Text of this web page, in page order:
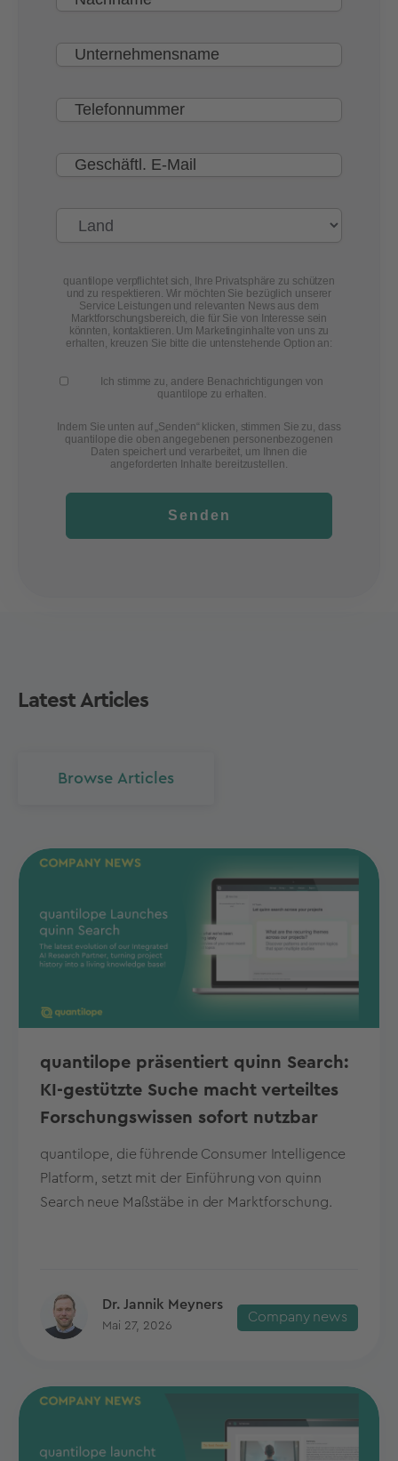
quantilope verpflichtet sich, Ihre Privatsphäre zu schützen
und zu respektieren. Wir möchten Sie bezüglich unserer
Service Leistungen und relevanten News aus dem
Marktforschungsbereich, die für Sie von Interesse sein
könnten, kontaktieren. Um Marketinginhalte von uns zu
erhalten, kreuzen Sie bitte die untenstehende Option an:
Ich stimme zu, andere Benachrichtigungen von
quantilope zu erhalten.
Indem Sie unten auf „Senden“ klicken, stimmen Sie zu, dass
quantilope die oben angegebenen personenbezogenen
Daten speichert und verarbeitet, um Ihnen die
angeforderten Inhalte bereitzustellen.
Senden
Latest Articles
Browse Articles
quantilope präsentiert quinn Search:
KI-gestützte Suche macht verteiltes
Forschungswissen sofort nutzbar
quantilope, die führende Consumer Intelligence
Platform, setzt mit der Einführung von quinn
Search neue Maßstäbe in der Marktforschung.
Dr. Jannik Meyners
Mai 27, 2026
Company news